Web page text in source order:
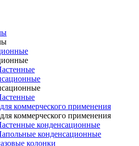
коммерческого применения
коммерческого применения
конденсационные
конденсационные
колонки